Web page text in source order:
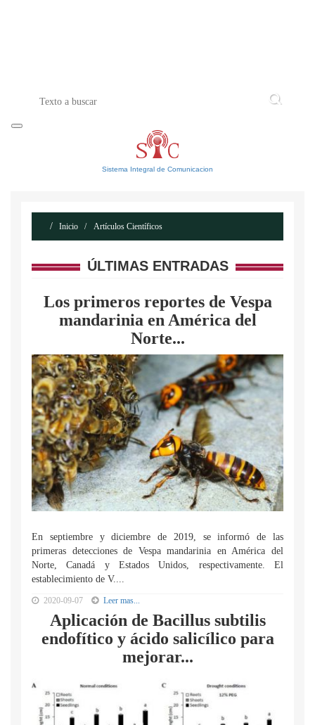
Sistema Integral de Comunicacion
Inicio Artículos Científicos
ÚLTIMAS ENTRADAS
Los primeros reportes de Vespa
mandarinia en América del
Norte...
En septiembre y diciembre de 2019, se informó de las
primeras detecciones de Vespa mandarinia en América del
Norte, Canadá y Estados Unidos, respectivamente. El
establecimiento de V....
2020-09-07 Leer mas...
Aplicación de Bacillus subtilis
endofítico y ácido salicílico para
mejorar...